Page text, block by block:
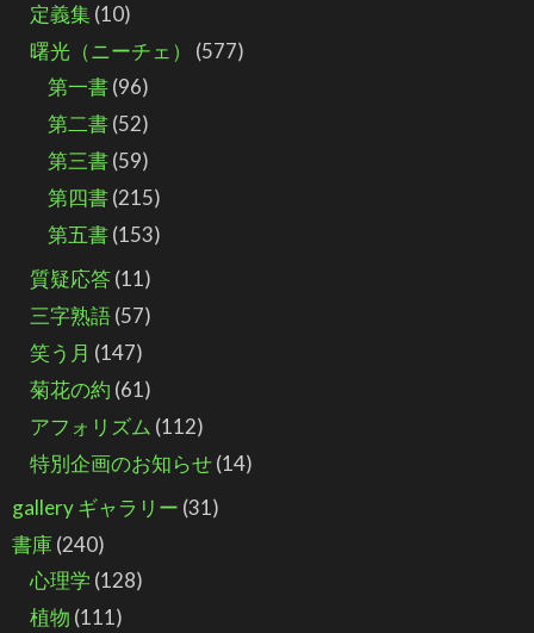
定義集(10)
曙光（ニーチェ）
(577)
第一書(96)
第二書(52)
第三書(59)
第四書(215)
第五書(153)
質疑応答(11)
三字熟語(57)
笑う月 (147)
菊花の約 (61)
アフォリズム (112)
特別企画のお知らせ(14)
gallery ギャラリー (31)
書庫(240)
心理学 (128)
植物 (111)